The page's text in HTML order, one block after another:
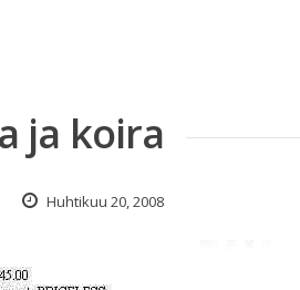
ja koira
Huhtikuu 20, 2008